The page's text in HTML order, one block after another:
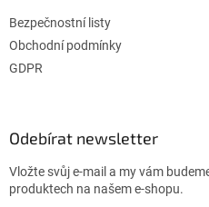
Bezpečnostní listy
Obchodní podmínky
GDPR
Odebírat newsletter
Vložte svůj e-mail a my vám
produktech na našem e-shopu.